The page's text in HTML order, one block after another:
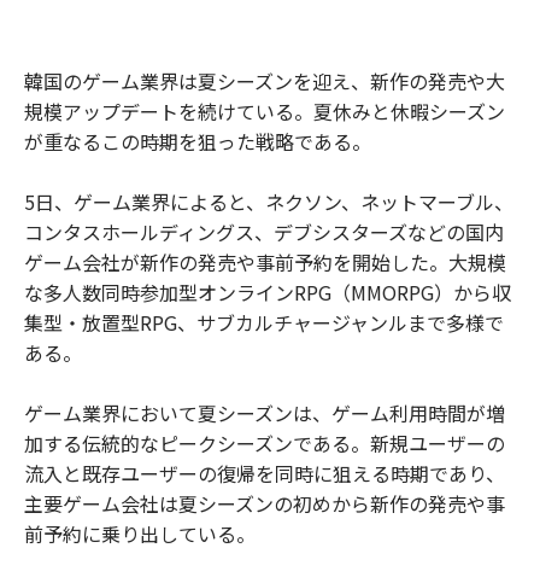
韓国のゲーム業界は夏シーズンを迎え、新作の発売や大
規模アップデートを続けている。夏休みと休暇シーズン
が重なるこの時期を狙った戦略である。
5日、ゲーム業界によると、ネクソン、ネットマーブル、
コンタスホールディングス、デブシスターズなどの国内
ゲーム会社が新作の発売や事前予約を開始した。大規模
な多人数同時参加型オンラインRPG（MMORPG）から収
集型・放置型RPG、サブカルチャージャンルまで多様で
ある。
ゲーム業界において夏シーズンは、ゲーム利用時間が増
加する伝統的なピークシーズンである。新規ユーザーの
流入と既存ユーザーの復帰を同時に狙える時期であり、
主要ゲーム会社は夏シーズンの初めから新作の発売や事
前予約に乗り出している。